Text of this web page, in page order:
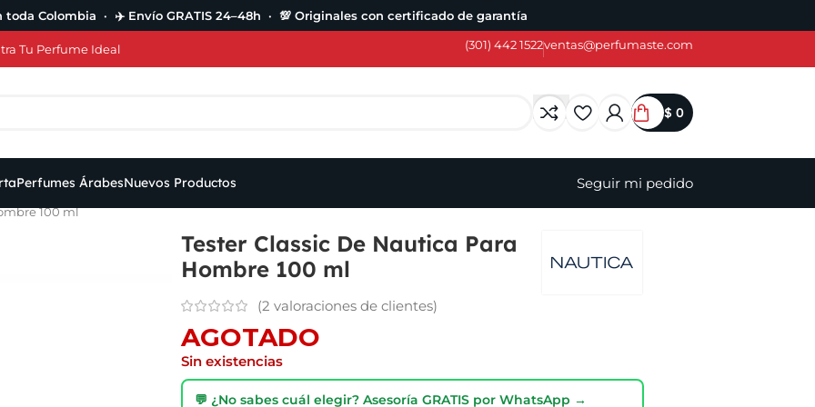
toda Colombia · ✈️ Envío GRATIS 24–48h · 💯 Originales con certificado de garantía
Tu Perfume Ideal (301) 442 1522ventas@perfumaste.com
$ 0
Perfumes ÁrabesNuevos Productos Seguir mi pedido
100 ml
Tester Classic De Nautica Para
Hombre 100 ml
(2 valoraciones de clientes)
AGOTADO
Sin existencias
💬 ¿No sabes cuál elegir? Asesoría GRATIS por WhatsApp →